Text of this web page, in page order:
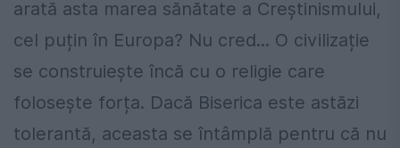
arată asta marea sănătate a Creștinismului,
cel puțin în Europa? Nu cred... O civilizație
se construiește încă cu o religie care
folosește forța. Dacă Biserica este astăzi
tolerantă, aceasta se întâmplă pentru că nu